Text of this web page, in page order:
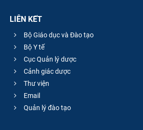
LIÊN KẾT
Bộ Giáo dục và Đào tạo
Bộ Y tế
Cục Quản lý dược
Cảnh giác dược
Thư viện
Email
Quản lý đào tạo